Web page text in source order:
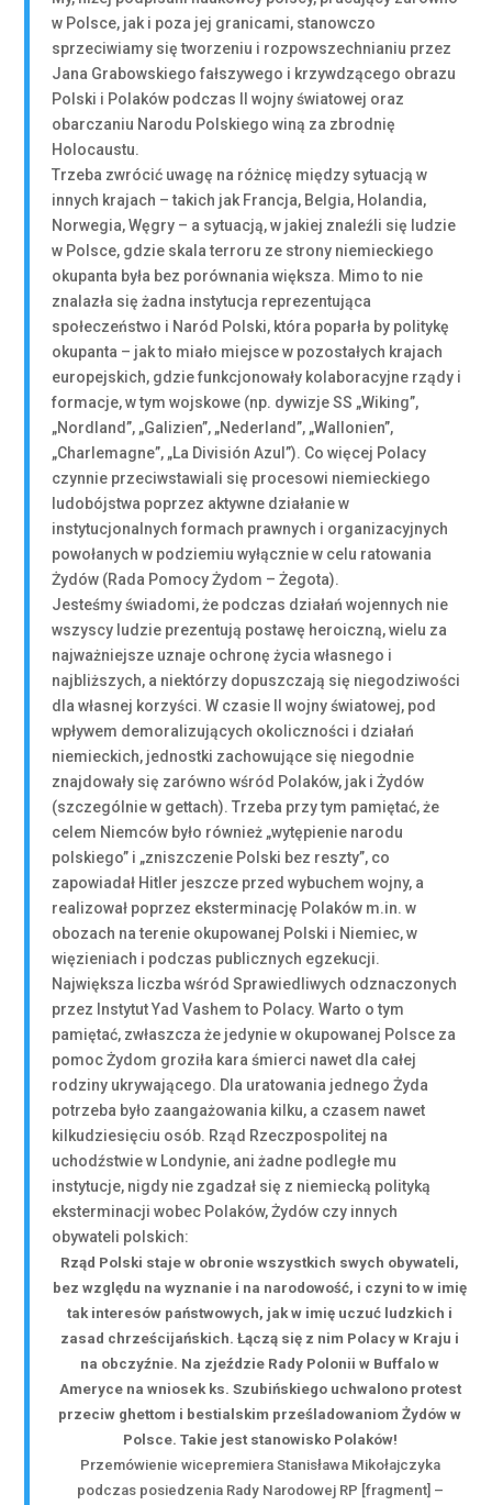
w Polsce, jak i poza jej granicami, stanowczo
sprzeciwiamy się tworzeniu i rozpowszechnianiu przez
Jana Grabowskiego fałszywego i krzywdzącego obrazu
Polski i Polaków podczas II wojny światowej oraz
obarczaniu Narodu Polskiego winą za zbrodnię
Holocaustu.
Trzeba zwrócić uwagę na różnicę między sytuacją w
innych krajach – takich jak Francja, Belgia, Holandia,
Norwegia, Węgry – a sytuacją, w jakiej znaleźli się ludzie
w Polsce, gdzie skala terroru ze strony niemieckiego
okupanta była bez porównania większa. Mimo to nie
znalazła się żadna instytucja reprezentująca
społeczeństwo i Naród Polski, która poparła by politykę
okupanta – jak to miało miejsce w pozostałych krajach
europejskich, gdzie funkcjonowały kolaboracyjne rządy i
formacje, w tym wojskowe (np. dywizje SS „Wiking”,
„Nordland”, „Galizien”, „Nederland”, „Wallonien”,
„Charlemagne”, „La División Azul”). Co więcej Polacy
czynnie przeciwstawiali się procesowi niemieckiego
ludobójstwa poprzez aktywne działanie w
instytucjonalnych formach prawnych i organizacyjnych
powołanych w podziemiu wyłącznie w celu ratowania
Żydów (Rada Pomocy Żydom – Żegota).
Jesteśmy świadomi, że podczas działań wojennych nie
wszyscy ludzie prezentują postawę heroiczną, wielu za
najważniejsze uznaje ochronę życia własnego i
najbliższych, a niektórzy dopuszczają się niegodziwości
dla własnej korzyści. W czasie II wojny światowej, pod
wpływem demoralizujących okoliczności i działań
niemieckich, jednostki zachowujące się niegodnie
znajdowały się zarówno wśród Polaków, jak i Żydów
(szczególnie w gettach). Trzeba przy tym pamiętać, że
celem Niemców było również „wytępienie narodu
polskiego” i „zniszczenie Polski bez reszty”, co
zapowiadał Hitler jeszcze przed wybuchem wojny, a
realizował poprzez eksterminację Polaków m.in. w
obozach na terenie okupowanej Polski i Niemiec, w
więzieniach i podczas publicznych egzekucji.
Największa liczba wśród Sprawiedliwych odznaczonych
przez Instytut Yad Vashem to Polacy. Warto o tym
pamiętać, zwłaszcza że jedynie w okupowanej Polsce za
pomoc Żydom groziła kara śmierci nawet dla całej
rodziny ukrywającego. Dla uratowania jednego Żyda
potrzeba było zaangażowania kilku, a czasem nawet
kilkudziesięciu osób. Rząd Rzeczpospolitej na
uchodźstwie w Londynie, ani żadne podległe mu
instytucje, nigdy nie zgadzał się z niemiecką polityką
eksterminacji wobec Polaków, Żydów czy innych
obywateli polskich:
Rząd Polski staje w obronie wszystkich swych obywateli,
bez względu na wyznanie i na narodowość, i czyni to w imię
tak interesów państwowych, jak w imię uczuć ludzkich i
zasad chrześcijańskich. Łączą się z nim Polacy w Kraju i
na obczyźnie. Na zjeździe Rady Polonii w Buffalo w
Ameryce na wniosek ks. Szubińskiego uchwalono protest
przeciw ghettom i bestialskim prześladowaniom Żydów w
Polsce. Takie jest stanowisko Polaków!
Przemówienie wicepremiera Stanisława Mikołajczyka
podczas posiedzenia Rady Narodowej RP [fragment] –